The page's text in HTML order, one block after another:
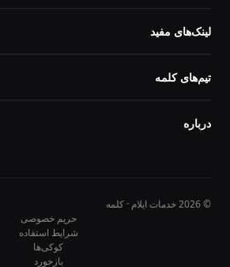
لینک‌های مفید
تیم‌های کلمه
درباره
© 2026 خدمات ایلام · کلمه
حریم خصوصی
شرایط استفاده
کوکی‌ها
بازخورد
10